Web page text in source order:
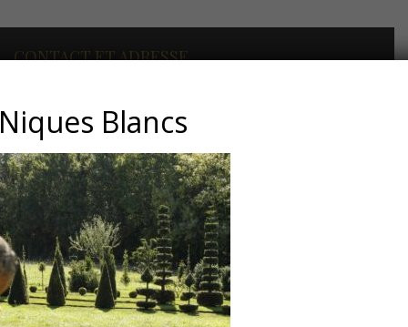
CONTACT ET ADRESSE
Les Jardins du Manoir d’Eyrignac
Dordogne – Périgord
Téléphone : 05.53.28.99.71
Email : contact@eyrignac.com
ESPACE PRESSE
Blancs